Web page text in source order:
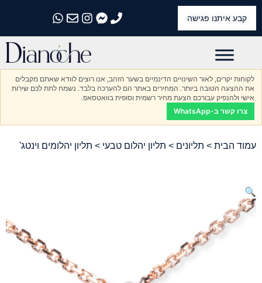
קבע איתנו פגישה
התקשרו אלינו
התקשרו אלינו
התקשרו אלינו
התקשרו אלינו
התקשרו אלינו
לקוחות יקרים, לאור השינויים הדינמיים בשער הזהב, אנו רוצים לוודא שאתם מקבלים
את ההצעה הטובה ביותר. המחירים באתר הם להערכה בלבד. נשמח לתת לכם שירות
אישי ולהנפיק עבורכם הצעת מחיר רשמית וסופית בוואטסאפ.
צרו קשר ב-WhatsApp
עמוד הבית > תליונים > תליון יהלום טבעי > תליון יהלומים וינטג'
🔍